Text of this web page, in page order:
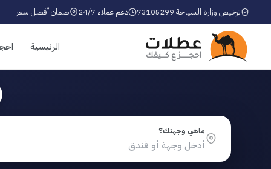
ترخيص وزارة السياحة 73105299 دعم عملاء 24/7 ضمان أفضل سعر
الرئيسية
ماهي وجهتك؟